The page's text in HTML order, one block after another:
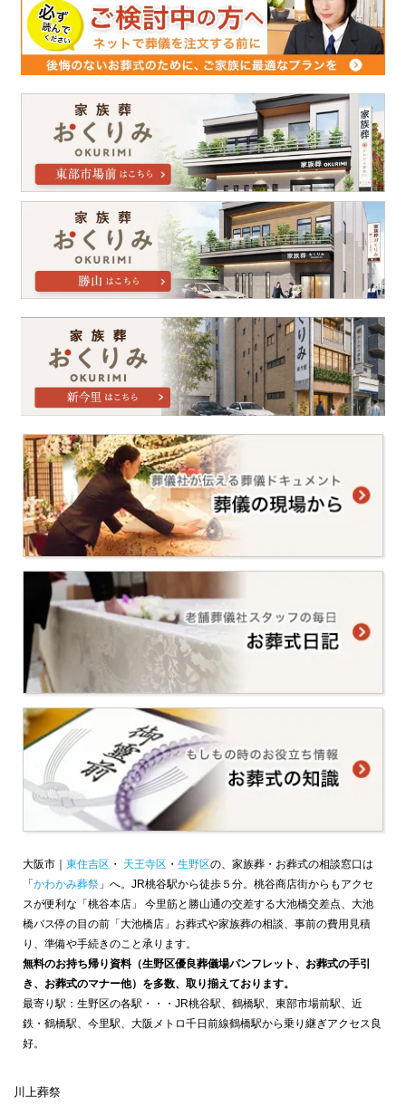
大阪市｜ 東住吉区 ・ 天王寺区 ・ 生野区の、家族葬・お葬式の相談窓口は
「かわかみ葬祭 」へ。JR桃谷駅から徒歩５分。桃谷商店街からもアクセ
スが便利な「桃谷本店」 今里筋と勝山通の交差する大池橋交差点、大池
橋バス停の目の前「大池橋店」お葬式や家族葬の相談、事前の費用見積
り、準備や手続きのこと承ります。
無料のお持ち帰り資料（生野区優良葬儀場パンフレット、お葬式の手引
き、お葬式のマナー他）を多数、取り揃えております。
最寄り駅：生野区の各駅・・・JR桃谷駅、鶴橋駅、東部市場前駅、近
鉄・鶴橋駅、今里駅、大阪メトロ千日前線鶴橋駅から乗り継ぎアクセス良
好。
川上葬祭